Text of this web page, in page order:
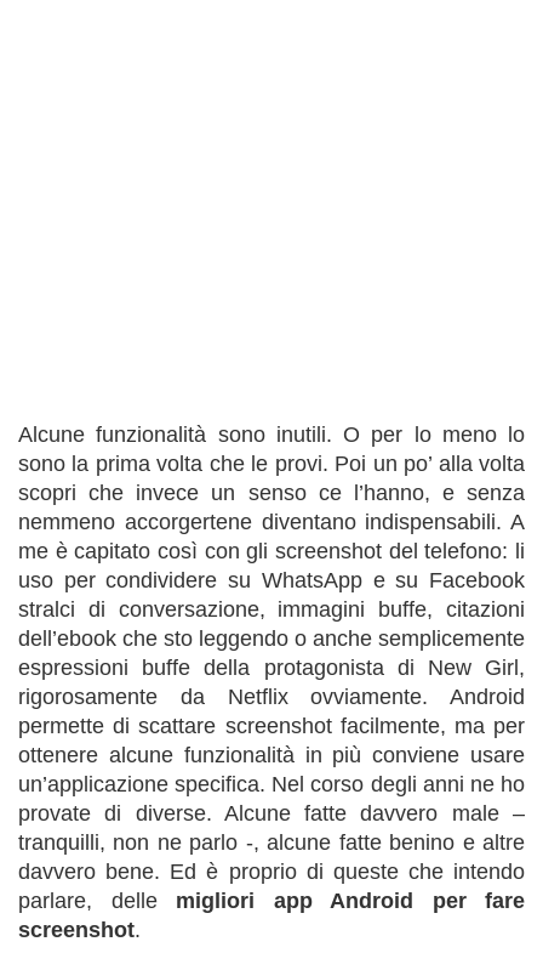
Alcune funzionalità sono inutili. O per lo meno lo
sono la prima volta che le provi. Poi un po’ alla volta
scopri che invece un senso ce l’hanno, e senza
nemmeno accorgertene diventano indispensabili. A
me è capitato così con gli screenshot del telefono: li
uso per condividere su WhatsApp e su Facebook
stralci di conversazione, immagini buffe, citazioni
dell’ebook che sto leggendo o anche semplicemente
espressioni buffe della protagonista di New Girl,
rigorosamente da Netflix ovviamente. Android
permette di scattare screenshot facilmente, ma per
ottenere alcune funzionalità in più conviene usare
un’applicazione specifica. Nel corso degli anni ne ho
provate di diverse. Alcune fatte davvero male –
tranquilli, non ne parlo -, alcune fatte benino e altre
davvero bene. Ed è proprio di queste che intendo
parlare, delle migliori app Android per fare
screenshot.